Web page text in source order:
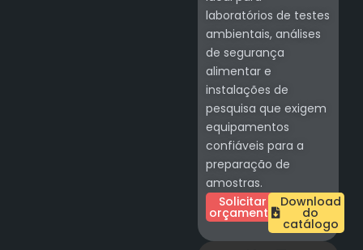
laboratórios de testes
ambientais, análises
de segurança
alimentar e
instalações de
pesquisa que exigem
equipamentos
confiáveis para a
preparação de
amostras.
Solicitar
orçamento
Download
do
catálogo